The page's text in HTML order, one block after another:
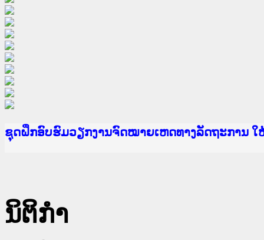
Ministry of Justice Lao PDR
ເຜີຍແຜ່ວັບໄຊຈົດໝາຍເຫດທາງລັດຖະການ ແລະ ແອັ
ກະຊວງຍຸຕິທຳ
ຊຸດຝຶກອົບຮົມວຽກງານຈົດໝາຍເຫດທາງລັດຖະການ
ກອງປະຊຸມທົບທວນຄືນການຈັດຕັ້ງປະຕິບັດວຽກງານຈົ
ຝຶກອົບຮົມ ຜູ່ປະສານງານວຽກງານຈົດໝາຍເຫດທາງລັ
ຝຶກອົບຮົມ ຜູ່ປະສານງານວຽກງານຈົດໝາຍເຫດທາງລັ
ເຜີຍແຜ່ແອັບກົດໝາຍລາວ ແລະ ເວັບໄຊຈົດໝາຍເຫດ
ເຜີຍແຜ່ແອັບກົດໝາຍລາວ ແລະ ເວັບໄຊຈົດໝາຍເຫດ
ຍົກລະດັບວຽກງານຈົດໝາຍເຫດທາງລັດຖະການໃຫ້ຜູ້
ຊຸດຝຶກອົບຮົມວຽກງານຈົດໝາຍເຫດທາງລັດຖະການ ໃ
ນິຕິກໍາ